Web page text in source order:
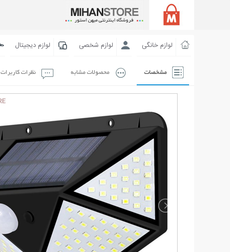
لوازم خانگی لوازم شخصی لوازم دیجیتال
مشخصات محصولات مشابه نظرات کاربرات